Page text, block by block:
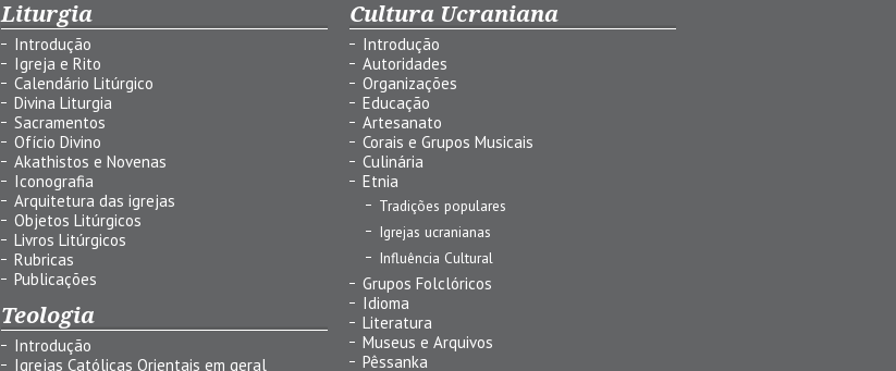
Liturgia
Introdução
Igreja e Rito
Calendário Litúrgico
Divina Liturgia
Sacramentos
Ofício Divino
Akathistos e Novenas
Iconografia
Arquitetura das igrejas
Objetos Litúrgicos
Livros Litúrgicos
Rubricas
Publicações
Teologia
Introdução
Igrejas Católicas Orientais em geral
Cultura Ucraniana
Introdução
Autoridades
Organizações
Educação
Artesanato
Corais e Grupos Musicais
Culinária
Etnia
Tradições populares
Igrejas ucranianas
Influência Cultural
Grupos Folclóricos
Idioma
Literatura
Museus e Arquivos
Pêssanka